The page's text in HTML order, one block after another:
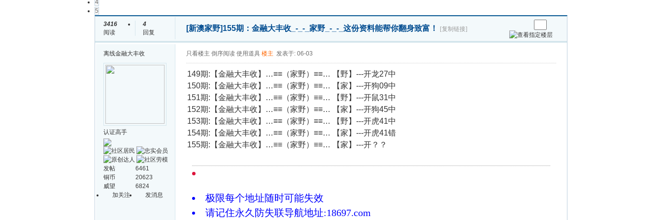
4
5
3416
阅读
4
回复
[新澳家野]155期：金融大丰收_-_-_家野_-_-_这份资料能帮你翻身致富！ [复制链接]
离线金融大丰收
认证高手
发帖
6461
铜币
20623
威望
6824
加关注
发消息
只看楼主 倒序阅读 使用道具 楼主 发表于: 06-03
149期:【金融大丰收】…≡≡（家野）≡≡… 【野】---开龙27中
150期:【金融大丰收】…≡≡（家野）≡≡… 【家】---开狗09中
151期:【金融大丰收】…≡≡（家野）≡≡… 【野】---开鼠31中
152期:【金融大丰收】…≡≡（家野）≡≡… 【家】---开狗45中
153期:【金融大丰收】…≡≡（家野）≡≡… 【野】---开虎41中
154期:【金融大丰收】…≡≡（家野）≡≡… 【家】---开虎41错
155期:【金融大丰收】…≡≡（家野）≡≡… 【家】---开？？
极限每个地址随时可能失效
请记住永久防失联导航地址:18697.com